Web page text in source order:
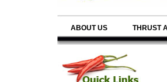
ABOUT US THRUST